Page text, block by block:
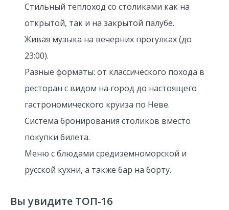
Стильный теплоход со столиками как на
открытой, так и на закрытой палубе.
Живая музыка на вечерних прогулках (до
23:00).
Разные форматы: от классического похода в
ресторан с видом на город до настоящего
гастрономического круиза по Неве.
Система бронирования столиков вместо
покупки билета.
Меню с блюдами средиземноморской и
русской кухни, а также бар на борту.
Вы увидите ТОП-16